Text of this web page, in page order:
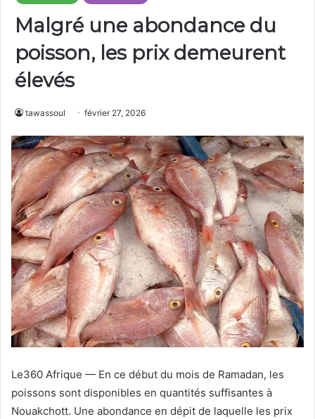
Malgré une abondance du
poisson, les prix demeurent
élevés
tawassoul février 27, 2026
Le360 Afrique — En ce début du mois de Ramadan, les
poissons sont disponibles en quantités suffisantes à
Nouakchott. Une abondance en dépit de laquelle les prix